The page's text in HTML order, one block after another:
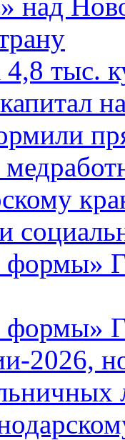
4,8 тыс.
формы»
формы»
2026,